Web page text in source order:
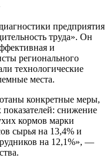
предприятия
труда». Он
и
регионального
технологические
места.
конкретные меры,
снижение
кормов марки
сырья на 13,4% и
на 12,1%», —